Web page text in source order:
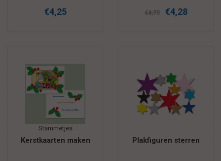
€4,25 €4,75 €4,28
Stammetjes
Kerstkaarten maken Plakfiguren sterren